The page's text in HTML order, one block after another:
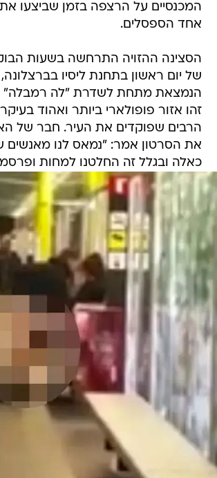
המכנסיים על הרצפה בזמן שביצעו
אחד הספסלים.
הסצינה ההזויה התרחשה בשעות
של יום ראשון בתחנת ליסיו
הנמצאת מתחת לשדרת "לה רמבלה"
זהו אזור פופולארי ביותר ואהוד
הרבים שפוקדים את העיר. חבר של
את הסרטון אמר: "נמאס לנו מאנשים
כאלה ובגלל זה החלטנו למחות